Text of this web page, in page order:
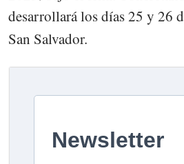
desarrollará los días 25 y 26
San Salvador.